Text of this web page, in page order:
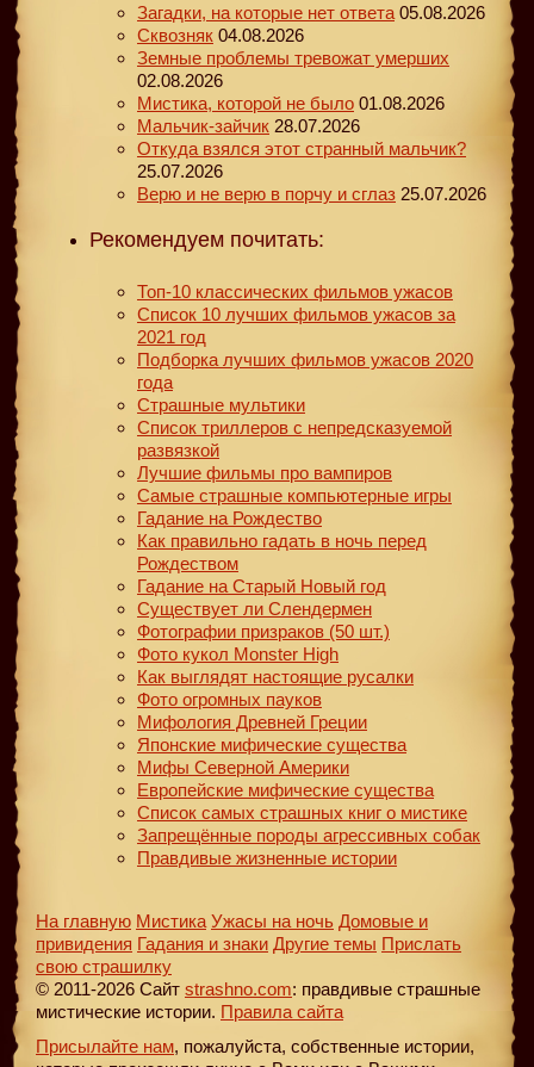
Загадки, на которые нет ответа 05.08.2026
Сквозняк 04.08.2026
Земные проблемы тревожат умерших
02.08.2026
Мистика, которой не было 01.08.2026
Мальчик-зайчик 28.07.2026
Откуда взялся этот странный мальчик?
25.07.2026
Верю и не верю в порчу и сглаз 25.07.2026
Рекомендуем почитать:
Топ-10 классических фильмов ужасов
Список 10 лучших фильмов ужасов за
2021 год
Подборка лучших фильмов ужасов 2020
года
Страшные мультики
Список триллеров с непредсказуемой
развязкой
Лучшие фильмы про вампиров
Самые страшные компьютерные игры
Гадание на Рождество
Как правильно гадать в ночь перед
Рождеством
Гадание на Старый Новый год
Существует ли Слендермен
Фотографии призраков (50 шт.)
Фото кукол Monster High
Как выглядят настоящие русалки
Фото огромных пауков
Мифология Древней Греции
Японские мифические существа
Мифы Северной Америки
Европейские мифические существа
Список самых страшных книг о мистике
Запрещённые породы агрессивных собак
Правдивые жизненные истории
На главную Мистика Ужасы на ночь Домовые и
привидения Гадания и знаки Другие темы Прислать
свою страшилку
© 2011-2026 Сайт strashno.com: правдивые страшные
мистические истории. Правила сайта
Присылайте нам, пожалуйста, собственные истории,